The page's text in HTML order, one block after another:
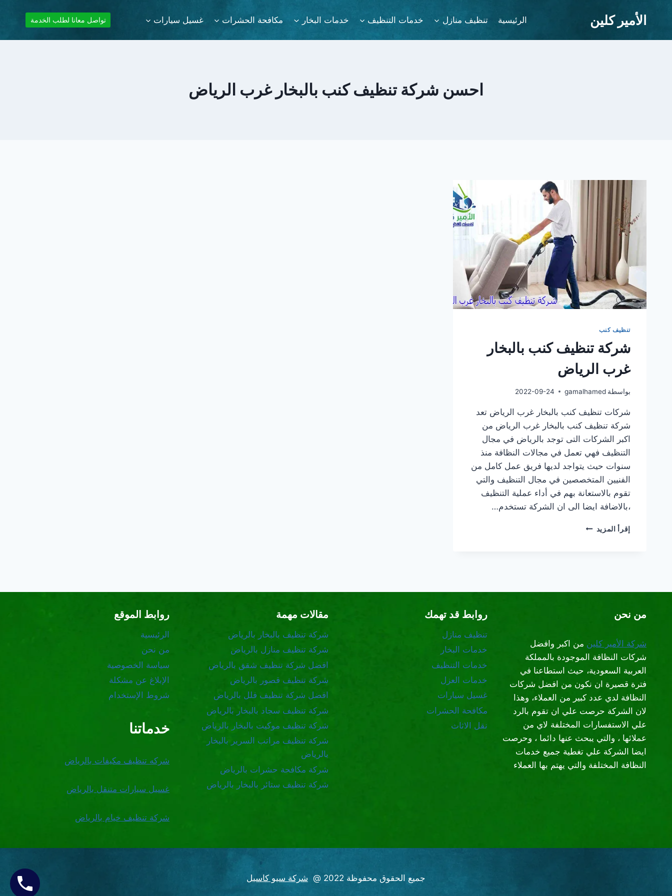
الأمير كلين الرئيسية تنظيف منازل خدمات التنظيف خدمات البخار مكافحة الحشرات غسيل سيارات تواصل معانا لطلب الخدمة
احسن شركة تنظيف كنب بالبخار غرب الرياض
تنظيف كنب
شركة تنظيف كنب بالبخار
غرب الرياض
بواسطة gamalhamed
2022-09-24
شركات تنظيف كنب بالبخار غرب الرياض تعد
شركة تنظيف كنب بالبخار غرب الرياض من
اكبر الشركات التى توجد بالرياض في مجال
التنظيف فهي تعمل في مجالات النظافة منذ
سنوات حيث يتواجد لديها فريق عمل كامل من
الفنيين المتخصصين في مجال التنظيف والتي
تقوم بالاستعانة بهم في أداء عملية التنظيف
،بالاضافة ايضا الى ان الشركة تستخدم…
إقرأ المزيد شركة
من نحن
شركة الأمير كلين من اكبر وافضل
شركات النظافة الموجودة بالمملكة
العربية السعودية، حيث استطاعنا في
فترة قصيرة ان نكون من افضل شركات
النظافة لدي عدد كبير من العملاء، وهذا
لان الشركة حرصت علي ان تقوم بالرد
علي الاستفسارات المختلفة لاي من
عملائها ، والتي يبحث عنها دائما ، وحرصت
ايضا الشركة علي تغطية جميع خدمات
النظافة المختلفة والتي يهتم بها العملاء
روابط قد تهمك
تنظيف منازل
خدمات البخار
خدمات التنظيف
خدمات العزل
غسيل سيارات
مكافحة الحشرات
نقل الاثاث
مقالات مهمة
شركة تنظيف بالبخار بالرياض
شركة تنظيف منازل بالرياض
افضل شركة تنظيف شقق بالرياض
شركة تنظيف قصور بالرياض
افضل شركة تنظيف فلل بالرياض
شركة تنظيف سجاد بالبخار بالرياض
شركة تنظيف موكيت بالبخار بالرياض
شركة تنظيف مراتب السرير بالبخار
بالرياض
شركة مكافحة حشرات بالرياض
شركة تنظيف ستائر بالبخار بالرياض
روابط الموقع
الرئيسية
من نحن
سياسة الخصوصية
الإبلاغ عن مشكلة
شروط الإستخدام
خدماتنا
شركه تنظيف مكيفات بالرياض
غسيل سيارات متنقل بالرياض
شركة تنظيف خيام بالرياض
جميع الحقوق محفوظة 2022 @ شركة سيو كاسيل